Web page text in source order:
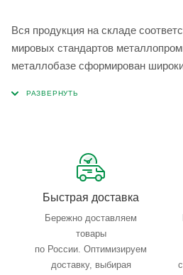
Вся продукция на складе
мировых стандартов
металлобазе сформирован
Быстрая доставка
Бережно доставляем
товары
по России. Оптимизируем
доставку, выбирая